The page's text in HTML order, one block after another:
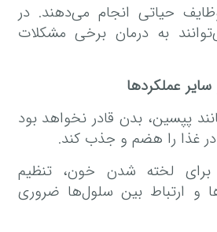
حیاتی انجام می‌دهند. در
به درمان برخی مشکلات
عملکردها
پپسین، بدن قادر نخواهد بود
غذا را هضم و جذب کند.
برای لخته شدن خون، تنظیم
و ارتباط بین سلول‌ها ضروری